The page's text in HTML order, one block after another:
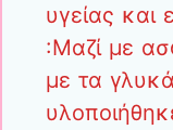
υγείας και
:Μαζί με
με τα